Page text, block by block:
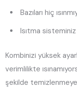
Bazıları hiç
Isıtma sisteminiz
Kombinizi yüksek
verimlilikte
şekilde